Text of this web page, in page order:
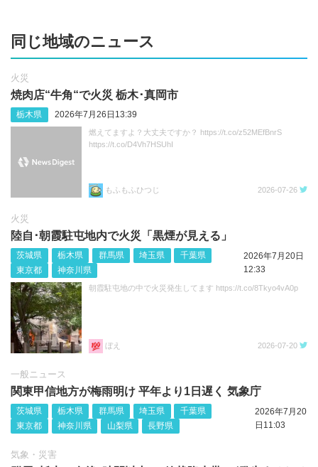
同じ地域のニュース
火災
焼肉店“牛角“で火災 栃木･真岡市
栃木県 2026年7月26日13:39
燃えてますよ？大丈夫ですか？ https://t.co/z52MEfBnrS
https://t.co/D4Vh7HSUhI
もふもふひつじ 2026-07-26
火災
陸自･朝霞駐屯地内で火災「黒煙が見える」
茨城県 栃木県 群馬県 埼玉県
千葉県
東京都
神奈川県
2026年7月20日
12:33
朝霞駐屯地の中で火災発生してます https://t.co/8Tkyo4vA0p
ぼえ 2026-07-20
一般ニュース
関東甲信地方が梅雨明け 平年より1日遅く 気象庁
茨城県 栃木県 群馬県 埼玉県
千葉県
東京都
神奈川県 山梨県 長野県
2026年7月20
日11:03
気象・災害